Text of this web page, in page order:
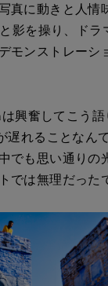
真に動きと人情
影を操り、ドラ
モンストレーシ
興奮してこう語
遅れることなん
でも思い通りの
では無理だった